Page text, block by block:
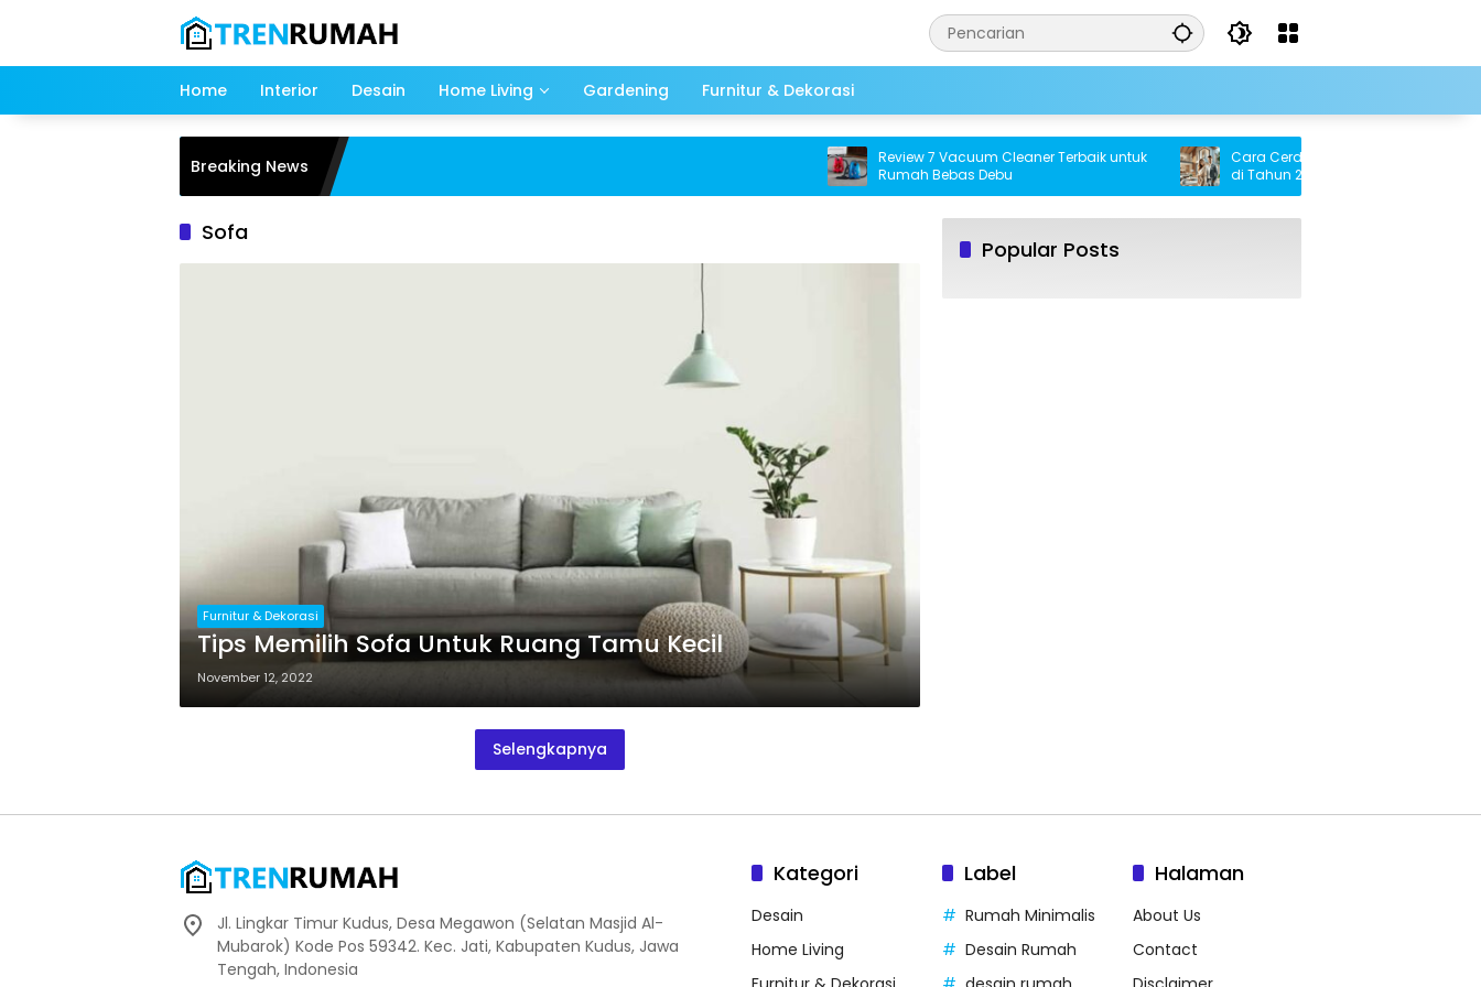
Home
Interior Desain Home Living Gardening Furnitur & Dekorasi
Breaking News
Review 7 Vacuum Cleaner Terbaik untuk
Rumah Bebas Debu
Cara Cerdas Memiliki Rumah Tanpa KPR
di Tahun 2025
Sofa
Furnitur & Dekorasi
Tips Memilih Sofa Untuk Ruang Tamu Kecil
November 12, 2022
Selengkapnya
Popular Posts
Jl. Lingkar Timur Kudus, Desa Megawon (Selatan Masjid Al-
Mubarok) Kode Pos 59342. Kec. Jati, Kabupaten Kudus, Jawa
Tengah, Indonesia
Kategori
Desain
Home Living
Label
Rumah Minimalis
Desain Rumah
Halaman
About Us
Contact